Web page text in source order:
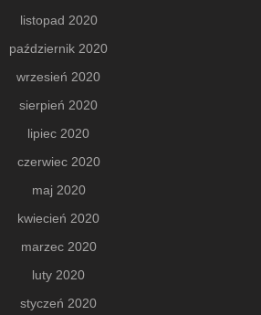
listopad 2020
październik 2020
wrzesień 2020
sierpień 2020
lipiec 2020
czerwiec 2020
maj 2020
kwiecień 2020
marzec 2020
luty 2020
styczeń 2020